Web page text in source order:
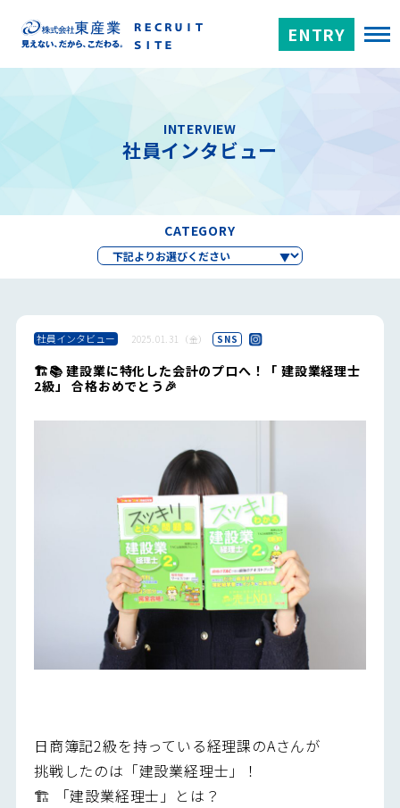
ENTRY
INTERVIEW
社員インタビュー
CATEGORY
社員インタビュー 2025.01.31（金） SNS
🏗️📚 建設業に特化した会計のプロへ！「 建設業経理士
2級」 合格おめでとう🎉
日商簿記2級を持っている経理課のAさんが
挑戦したのは「建設業経理士」！
🏗️ 「建設業経理士」とは？